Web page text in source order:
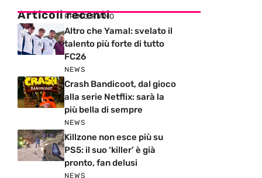
Articoli recenti
PRIMO PIANO
Altro che Yamal: svelato il
talento più forte di tutto
FC26
NEWS
Crash Bandicoot, dal gioco
alla serie Netflix: sarà la
più bella di sempre
NEWS
Killzone non esce più su
PS5: il suo ‘killer’ è già
pronto, fan delusi
NEWS